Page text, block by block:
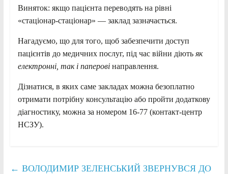
Виняток: якщо пацієнта переводять на рівні
«стаціонар-стаціонар» — заклад зазначається.
Нагадуємо, що для того, щоб забезпечити доступ
пацієнтів до медичних послуг, під час війни діють як
електронні, так і паперовінаправлення.
Дізнатися, в яких саме закладах можна безоплатно
отримати потрібну консультацію або пройти додаткову
діагностику, можна за номером 16-77 (контакт-центр
НСЗУ).
← ВОЛОДИМИР ЗЕЛЕНСЬКИЙ ЗВЕРНУВСЯ ДО